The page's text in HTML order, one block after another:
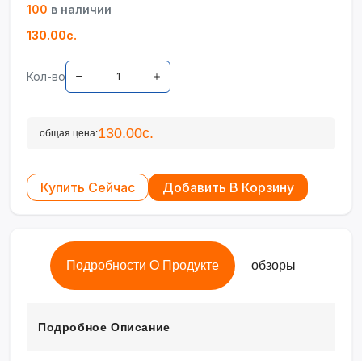
100 в наличии
130.00с.
Кол-во
общая цена:130.00с.
Купить Сейчас Добавить В Корзину
Подробности О Продукте обзоры
Подробное Описание